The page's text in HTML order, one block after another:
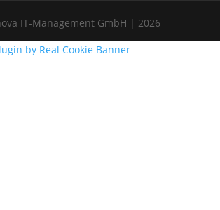
IT-Management GmbH | 2026
by Real Cookie Banner